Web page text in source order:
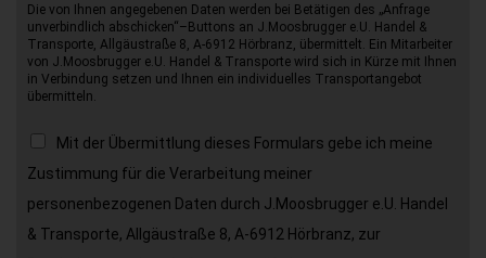
Die von Ihnen angegebenen Daten werden bei Betätigen des „Anfrage
unverbindlich abschicken“–Buttons an J.Moosbrugger e.U. Handel &
Transporte, Allgäustraße 8, A-6912 Hörbranz, übermittelt. Ein Mitarbeiter
von J.Moosbrugger e.U. Handel & Transporte wird sich in Kürze mit Ihnen
in Verbindung setzen und Ihnen ein individuelles Transportangebot
übermitteln.
Mit der Übermittlung dieses Formulars gebe ich meine
Zustimmung für die Verarbeitung meiner
personenbezogenen Daten durch J.Moosbrugger e.U. Handel
& Transporte, Allgäustraße 8, A-6912 Hörbranz, zur